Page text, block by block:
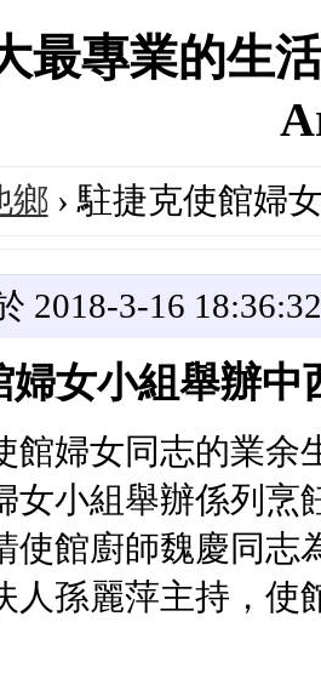
最專業的生
鄉 › 駐捷克使館婦
2018-3-16 18:36:32
婦女小組舉辦中
女同志的業余生
女小組舉辦係列
使館廚師魏慶同志
人孫麗萍主持，使